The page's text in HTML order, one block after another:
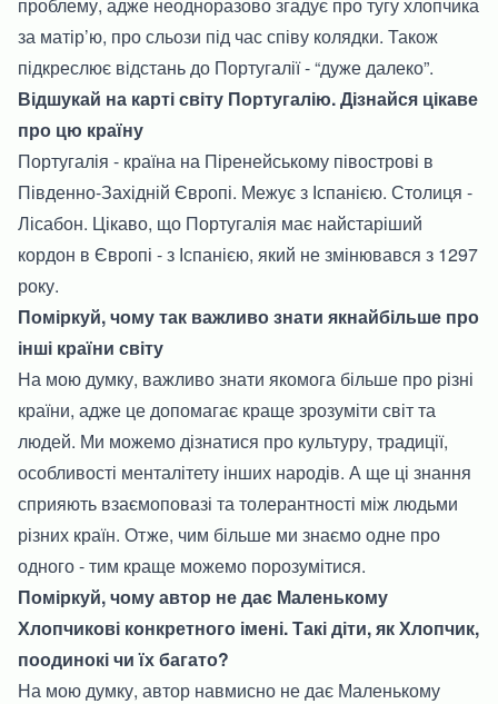
за матір’ю, про сльози під час співу колядки. Також
підкреслює відстань до Португалії - “дуже далеко”.
Відшукай на карті світу Португалію. Дізнайся цікаве
про цю країну
Португалія - країна на Піренейському півострові в
Південно-Західній Європі. Межує з Іспанією. Столиця -
Лісабон. Цікаво, що Португалія має найстаріший
кордон в Європі - з Іспанією, який не змінювався з 1297
року.
Поміркуй, чому так важливо знати якнайбільше про
інші країни світу
На мою думку, важливо знати якомога більше про різні
країни, адже це допомагає краще зрозуміти світ та
людей. Ми можемо дізнатися про культуру, традиції,
особливості менталітету інших народів. А ще ці знання
сприяють взаємоповазі та толерантності між людьми
різних країн. Отже, чим більше ми знаємо одне про
одного - тим краще можемо порозумітися.
Поміркуй, чому автор не дає Маленькому
Хлопчикові конкретного імені. Такі діти, як Хлопчик,
поодинокі чи їх багато?
На мою думку, автор навмисно не дає Маленькому